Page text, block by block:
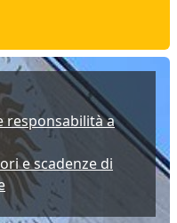
responsabilità a
e scadenze di